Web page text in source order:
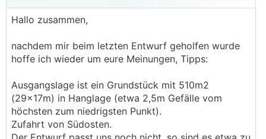
Hallo zusammen,
nachdem mir beim letzten Entwurf geholfen wurde
hoffe ich wieder um eure Meinungen, Tipps:
Ausgangslage ist ein Grundstück mit 510m2
(29x17m) in Hanglage (etwa 2,5m Gefälle vom
höchsten zum niedrigsten Punkt).
Zufahrt von Südosten.